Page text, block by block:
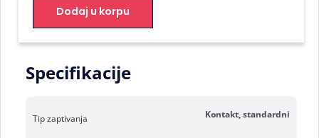
Dodaj u korpu
Specifikacije
Tip zaptivanja Kontakt, standardni